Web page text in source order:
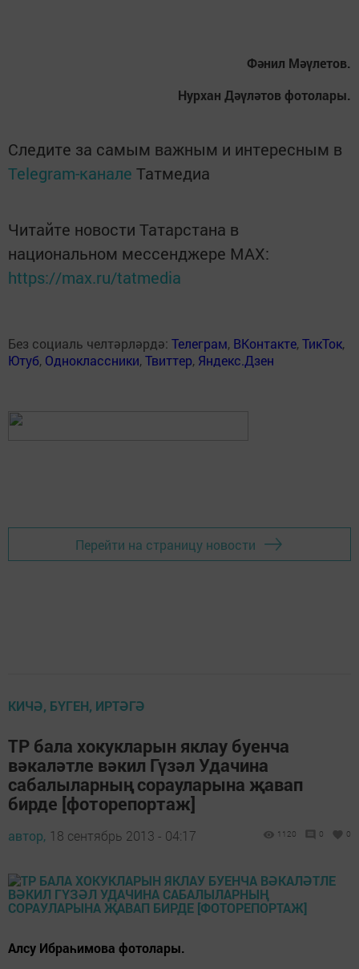
Фәнил Мәүлетов.
Нурхан Дәүләтов фотолары.
Следите за самым важным и интересным в
Telegram-канале Татмедиа
Читайте новости Татарстана в
национальном мессенджере MАХ:
https://max.ru/tatmedia
Без социаль челтәрләрдә: Телеграм, ВКонтакте,ТикТок,
Ютуб, Одноклассники,Твиттер, Яндекс.Дзен
Перейти на страницу новости
КИЧӘ, БҮГЕН, ИРТӘГӘ
ТР бала хокукларын яклау буенча
вәкаләтле вәкил Гүзәл Удачина
сабалыларның сорауларына җавап
бирде [фоторепортаж]
автор, 18 сентябрь 2013 - 04:17 1120 0 0
Алсу Ибраһимова фотолары.